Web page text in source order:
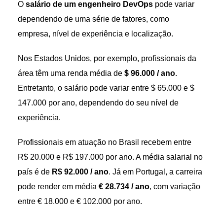
O salário de um engenheiro DevOpspode variar
dependendo de uma série de fatores, como
empresa, nível de experiência e localização.
Nos Estados Unidos, por exemplo, profissionais da
área têm uma renda média de $ 96.000 / ano.
Entretanto, o salário pode variar entre $ 65.000 e $
147.000 por ano, dependendo do seu nível de
experiência.
Profissionais em atuação no Brasil recebem entre
R$ 20.000 e R$ 197.000 por ano. A média salarial no
país é de R$ 92.000 / ano. Já em Portugal, a carreira
pode render em média € 28.734 / ano, com variação
entre € 18.000 e € 102.000 por ano.